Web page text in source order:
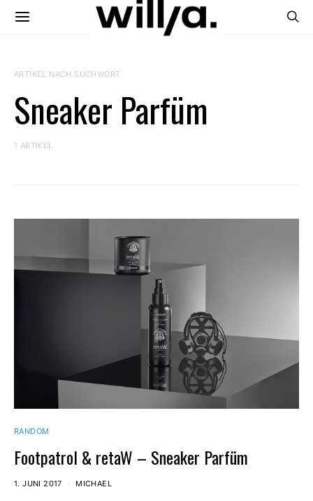
ARTIKEL NACH SUCHWORT
Sneaker Parfüm
1 ARTIKEL
RANDOM
Footpatrol & retaW – Sneaker Parfüm
1. JUNI 2017 MICHAEL